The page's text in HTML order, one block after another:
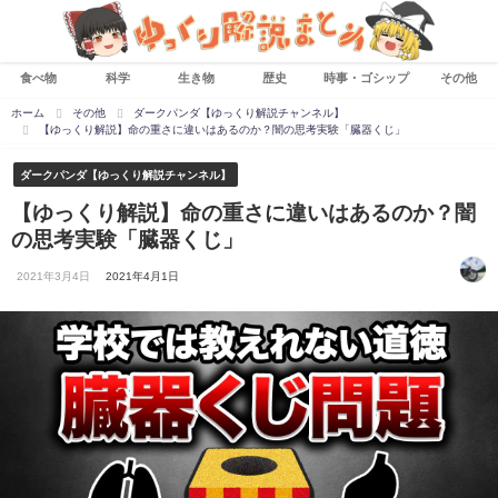
食べ物 科学 生き物 歴史 時事・ゴシップ その他
ホーム その他
ダークパンダ【ゆっくり解説チャンネル】
【ゆっくり解説】命の重さに違いはあるのか？闇の思考実験「臓器くじ」
ダークパンダ【ゆっくり解説チャンネル】
【ゆっくり解説】命の重さに違いはあるのか？闇
の思考実験「臓器くじ」
2021年3月4日 2021年4月1日